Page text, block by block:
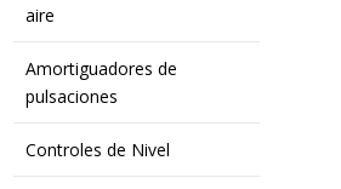
aire
Amortiguadores de
pulsaciones
Controles de Nivel